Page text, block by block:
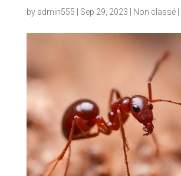
by admin555 Sep 29, 2023 Non classé|